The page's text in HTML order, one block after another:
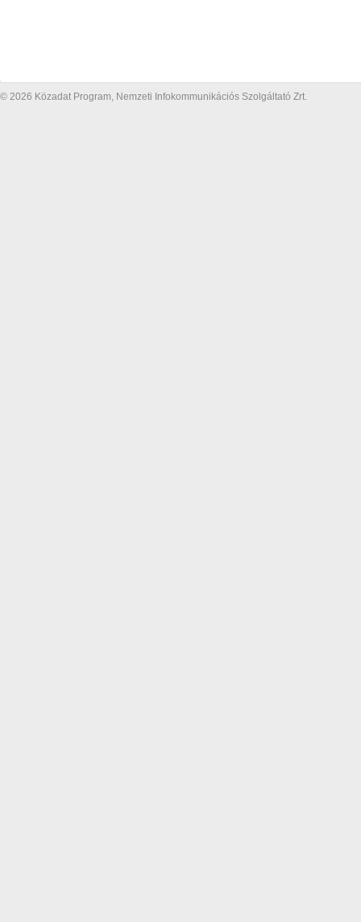
© 2026 Közadat Program, Nemzeti Infokommunikációs Szolgáltató Zrt.